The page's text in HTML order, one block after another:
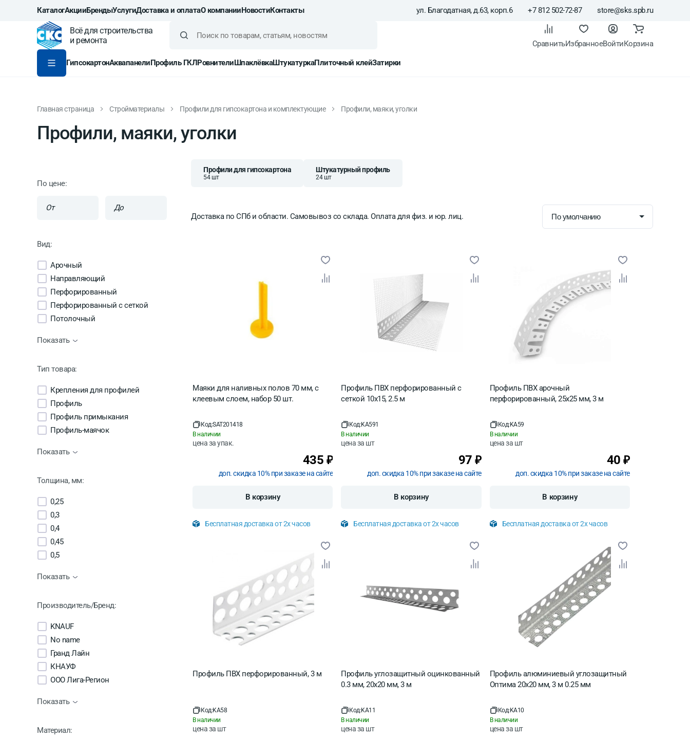
КаталогАкцииБрендыУслугиДоставка и оплатаО компанииНовостиКонтакты ул. Благодатная, д.63, корп.6 +7 812 502-72-87 store@sks.spb.ru
Всё для строительства
и ремонта
СравнитьИзбранноеВойтиКорзина
ГипсокартонАквапанелиПрофиль ГКЛРовнителиШпаклёвкаШтукатуркаПлиточный клейЗатирки
Главная страница Стройматериалы Профили для гипсокартона и комплектующие Профили, маяки, уголки
Профили, маяки, уголки
По цене:
От До
Вид:
Арочный
Направляющий
Перфорированный
Перфорированный с сеткой
Потолочный
Углозащитный
Показать
Тип товара:
Крепления для профилей
Профиль
Профиль примыкания
Профиль-маячок
Показать
Толщина, мм:
0,25
0,3
0,4
0,45
0,5
0.4
0.5
0.6
1
2
6
Показать
Производитель/Бренд:
KNAUF
No name
Гранд Лайн
КНАУФ
ООО Лига-Регион
ПСА
Показать
Материал:
Профили для гипсокартона
54 шт
Штукатурный профиль
24 шт
Доставка по СПб и области. Самовывоз со склада. Оплата для физ. и юр. лиц.
Маяки для наливных полов 70 мм, с
клеевым слоем, набор 50 шт.
Код:SAT201418
В наличии
цена заупак.
435 ₽
доп. скидка 10% при заказе на сайте
В корзину
Бесплатная доставка от 2х часов
Профиль ПВХ перфорированный с
сеткой 10x15, 2.5 м
Код:KA591
В наличии
цена за шт
97₽
доп. скидка 10% при заказе на сайте
В корзину
Бесплатная доставка от 2х часов
Профиль ПВХ арочный
перфорированный, 25х25 мм, 3 м
Код:KA59
В наличии
цена за шт
40₽
доп. скидка 10% при заказе на сайте
В корзину
Бесплатная доставка от 2х часов
Профиль ПВХ перфорированный, 3 м
Код:KA58
В наличии
цена за шт
Профиль углозащитный оцинкованный
0.3 мм, 20х20 мм, 3 м
Код:KA11
В наличии
цена за шт
Профиль алюминиевый углозащитный
Оптима 20х20 мм, 3 м 0.25 мм
Код:KA10
В наличии
цена за шт